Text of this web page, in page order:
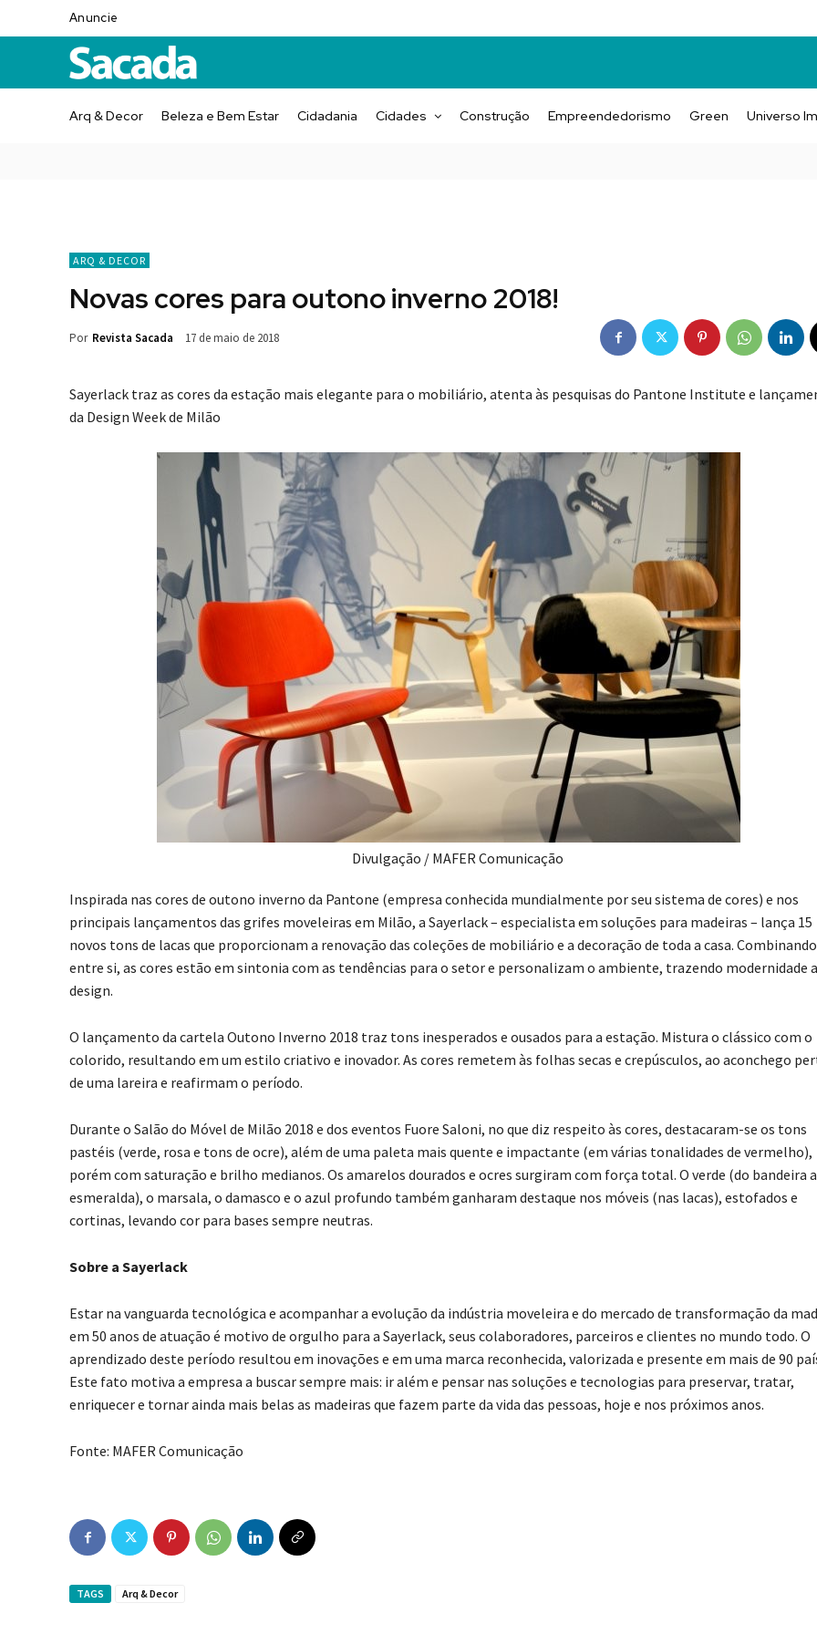
Anuncie
Arq & Decor Beleza e Bem Estar Cidadania Cidades Construção Empreendedorismo Green Universo
ARQ & DECOR
Novas cores para outono inverno 2018!
Por Revista Sacada 17 de maio de 2018
Sayerlack traz as cores da estação mais elegante para o mobiliário, atenta às pesquisas do Pantone Institute e
da Design Week de Milão
Divulgação / MAFER Comunicação
Inspirada nas cores de outono inverno da Pantone (empresa conhecida mundialmente por seu sistema de cores) e nos
principais lançamentos das grifes moveleiras em Milão, a Sayerlack – especialista em soluções para madeiras – lança 15
novos tons de lacas que proporcionam a renovação das coleções de mobiliário e a decoração de toda a casa. Combinando
entre si, as cores estão em sintonia com as tendências para o setor e personalizam o ambiente, trazendo modernidade
design.
O lançamento da cartela Outono Inverno 2018 traz tons inesperados e ousados para a estação. Mistura o clássico com o
colorido, resultando em um estilo criativo e inovador. As cores remetem às folhas secas e crepúsculos, ao aconchego
de uma lareira e reafirmam o período.
Durante o Salão do Móvel de Milão 2018 e dos eventos Fuore Saloni, no que diz respeito às cores, destacaram-se os tons
pastéis (verde, rosa e tons de ocre), além de uma paleta mais quente e impactante (em várias tonalidades de vermelho),
porém com saturação e brilho medianos. Os amarelos dourados e ocres surgiram com força total. O verde (do bandeira
esmeralda), o marsala, o damasco e o azul profundo também ganharam destaque nos móveis (nas lacas), estofados e
cortinas, levando cor para bases sempre neutras.
Sobre a Sayerlack
Estar na vanguarda tecnológica e acompanhar a evolução da indústria moveleira e do mercado de transformação da
em 50 anos de atuação é motivo de orgulho para a Sayerlack, seus colaboradores, parceiros e clientes no mundo todo. O
aprendizado deste período resultou em inovações e em uma marca reconhecida, valorizada e presente em mais de 90
Este fato motiva a empresa a buscar sempre mais: ir além e pensar nas soluções e tecnologias para preservar, tratar,
enriquecer e tornar ainda mais belas as madeiras que fazem parte da vida das pessoas, hoje e nos próximos anos.
Fonte: MAFER Comunicação
TAGS Arq & Decor